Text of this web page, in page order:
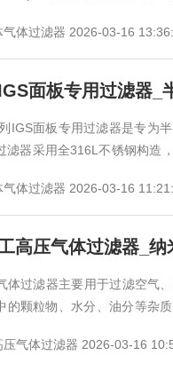
气体过滤器 2026-03-16
面板专用过滤器_
IGS面板专用过滤器是专为
滤器采用全316L不锈钢构造
气体过滤器 2026-03-16
高压气体过滤器_
体过滤器主要用于过滤空气
的颗粒物、水分、油分等杂
压气体过滤器 2026-03-16